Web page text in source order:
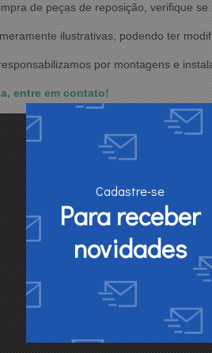
Cadastre-se
Para receber
novidades
de peças de reposição, verifique
ilustrativas, podendo ter
por montagens e
entre em contato!